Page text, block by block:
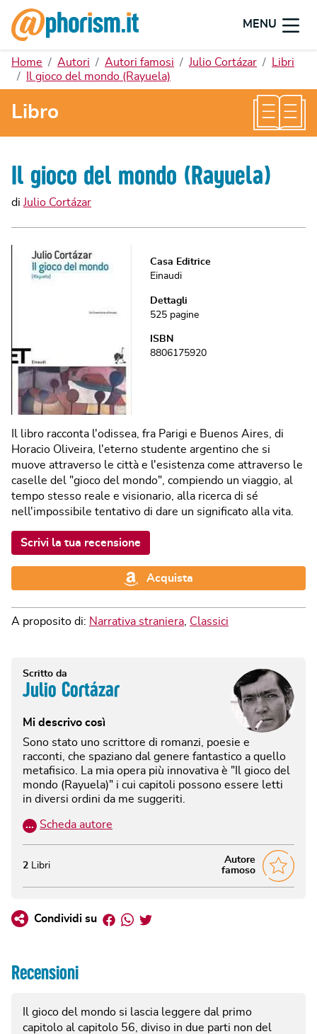
MENU
Home Autori Autori famosi Julio Cortázar
Libri
Il gioco del mondo (Rayuela)
Libro
Il gioco del mondo (Rayuela)
di Julio Cortázar
Il libro racconta l'odissea, fra Parigi e Buenos Aires, di
Horacio Oliveira, l'eterno studente argentino che si
muove attraverso le città e l'esistenza come attraverso le
caselle del "gioco del mondo", compiendo un viaggio, al
tempo stesso reale e visionario, alla ricerca di sé
nell'impossibile tentativo di dare un significato alla vita.
Scrivi la tua recensione
Casa Editrice
Einaudi
Dettagli
525 pagine
ISBN
8806175920
Acquista
A proposito di: Narrativa straniera Classici
Scritto da
Julio Cortázar
Mi descrivo così
Sono stato uno scrittore di romanzi, poesie e
racconti, che spaziano dal genere fantastico a quello
metafisico. La mia opera più innovativa è "Il gioco del
mondo (Rayuela)" i cui capitoli possono essere letti
in diversi ordini da me suggeriti.
… Scheda autore
Autore
famoso
2 Libri
Condividi su Facebook
Whatsapp
Twitter
Recensioni
Il gioco del mondo si lascia leggere dal primo
capitolo al capitolo 56, diviso in due parti non del